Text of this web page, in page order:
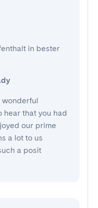
in bester
wonderful
that you had
our prime
a lot to us
a posit